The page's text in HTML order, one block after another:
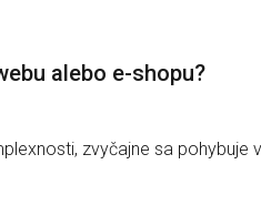
alebo e-shopu?
zvyčajne sa pohybuje